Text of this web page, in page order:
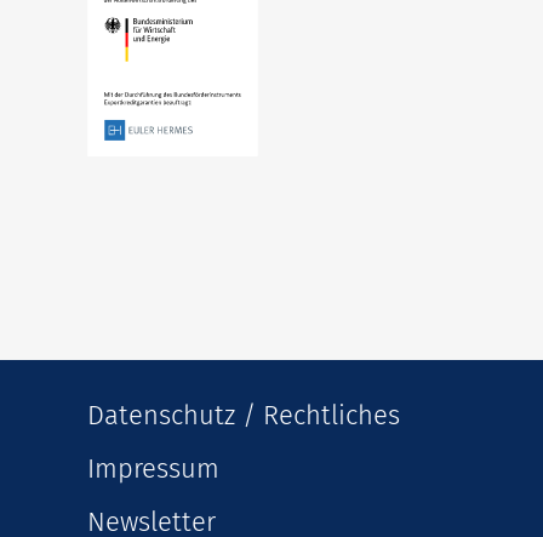
Datenschutz / Rechtliches
Impressum
Newsletter